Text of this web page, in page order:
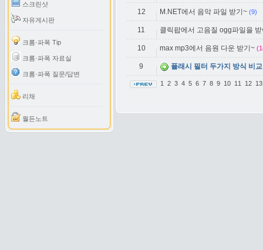
스크린샷
자유게시판
크롬·파폭 Tip
크롬·파폭 자료실
크롬·파폭 질문/답변
리채
월든노트
12 M.NET에서 음악 파일 받기~ (9)
11 클릭팝에서 고음질 ogg파일을
10 max mp3에서 음원 다운 받기~
9 플래시 필터 두가지 방식 비교
1 2 3 4 5 6 7 8 9 10 11 12